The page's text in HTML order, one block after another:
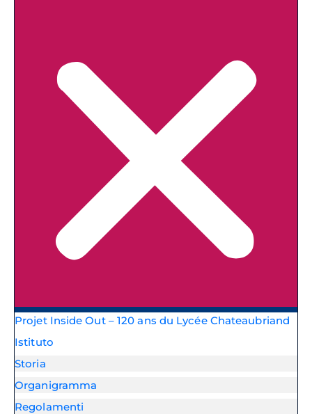
Projet Inside Out – 120 ans du Lycée Chateaubriand
Istituto
Storia
Organigramma
Regolamenti